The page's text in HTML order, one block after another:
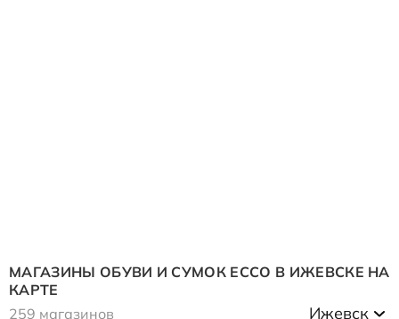
МАГАЗИНЫ ОБУВИ И СУМОК ECCO В ИЖЕВСКЕ НА
КАРТЕ
259 магазинов
Ижевск